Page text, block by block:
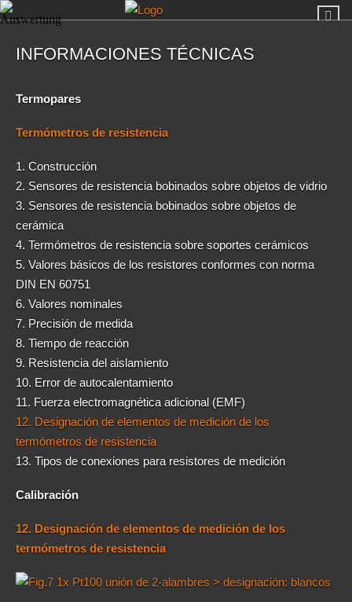
INFORMACIONES TÉCNICAS
Termopares
Termómetros de resistencia
1. Construcción
2. Sensores de resistencia bobinados sobre objetos de vidrio
3. Sensores de resistencia bobinados sobre objetos de
cerámica
4. Termómetros de resistencia sobre soportes cerámicos
5. Valores básicos de los resistores conformes con norma
DIN EN 60751
6. Valores nominales
7. Precisión de medida
8. Tiempo de reacción
9. Resistencia del aislamiento
10. Error de autocalentamiento
11. Fuerza electromagnética adicional (EMF)
12. Designación de elementos de medición de los
termómetros de resistencia
13. Tipos de conexiones para resistores de medición
Calibración
12. Designación de elementos de medición de los
termómetros de resistencia